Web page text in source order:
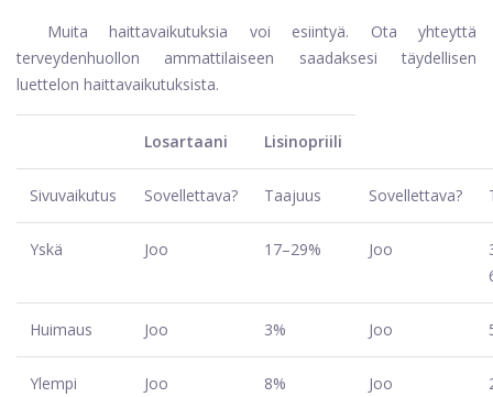
Muita haittavaikutuksia voi esiintyä. Ota yhteyttä
terveydenhuollon ammattilaiseen saadaksesi täydellisen
luettelon haittavaikutuksista.
Losartaani Lisinopriili
Sivuvaikutus Sovellettava? Taajuus Sovellettava?
Yskä Joo 17–29% Joo
Huimaus Joo 3% Joo
Ylempi
Joo 8% Joo